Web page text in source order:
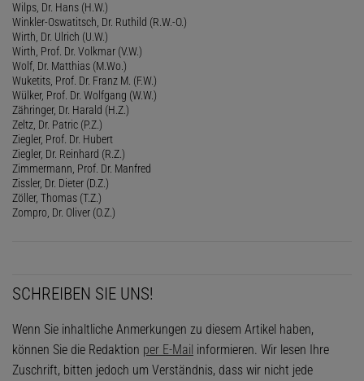
Wilps, Dr. Hans (H.W.)
Winkler-Oswatitsch, Dr. Ruthild (R.W.-O.)
Wirth, Dr. Ulrich (U.W.)
Wirth, Prof. Dr. Volkmar (V.W.)
Wolf, Dr. Matthias (M.Wo.)
Wuketits, Prof. Dr. Franz M. (F.W.)
Wülker, Prof. Dr. Wolfgang (W.W.)
Zähringer, Dr. Harald (H.Z.)
Zeltz, Dr. Patric (P.Z.)
Ziegler, Prof. Dr. Hubert
Ziegler, Dr. Reinhard (R.Z.)
Zimmermann, Prof. Dr. Manfred
Zissler, Dr. Dieter (D.Z.)
Zöller, Thomas (T.Z.)
Zompro, Dr. Oliver (O.Z.)
SCHREIBEN SIE UNS!
Wenn Sie inhaltliche Anmerkungen zu diesem Artikel haben,
können Sie die Redaktion per E-Mail informieren. Wir lesen Ihre
Zuschrift, bitten jedoch um Verständnis, dass wir nicht jede